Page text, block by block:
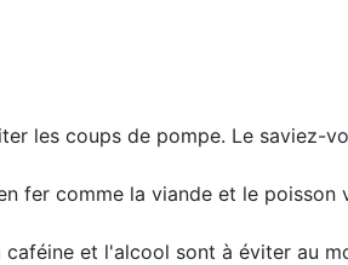
les coups de pompe. Le saviez-
fer comme la viande et le
et l'alcool sont à éviter au